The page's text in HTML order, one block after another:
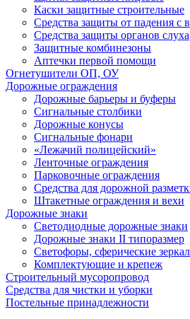
Каски защитные строительные
Средства защиты от падения с
Средства защиты органов слуха
Защитные комбинезоны
Аптечки первой помощи
Огнетушители ОП, ОУ
Дорожные ограждения
Дорожные барьеры и буферы
Сигнальные столбики
Дорожные конусы
Сигнальные фонари
«Лежачий полицейский»
Ленточные ограждения
Парковочные ограждения
Средства для дорожной
Штакетные ограждения и вехи
Дорожные знаки
Светодиодные дорожные знаки
Дорожные знаки II типоразмер
Светофоры, сферические
Комплектующие и крепеж
Строительный мусоропровод
Средства для чистки и уборки
Постельные принадлежности